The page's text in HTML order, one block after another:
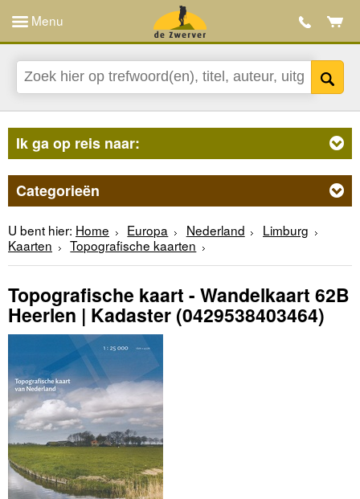
Menu
Ik ga op reis naar:
Categorieën
U bent hier: Home Europa Nederland
Limburg
Kaarten
Topografische kaarten
Topografische kaart - Wandelkaart 62B
Heerlen | Kadaster (0429538403464)